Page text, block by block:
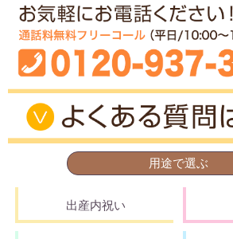
用途で選ぶ
出産内祝い